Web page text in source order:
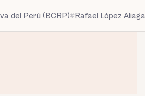
del Perú (BCRP) Rafael López Aliaga